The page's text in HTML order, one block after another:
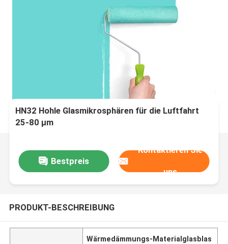
HN32 Hohle Glasmikrosphären für die Luftfahrt
25-80 μm
Bestpreis
Kontaktieren Sie
uns
PRODUKT-BESCHREIBUNG
Wärmedämmungs-Materialglasblas